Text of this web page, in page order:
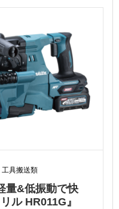
工具搬送類
量&低振動で快
ル HR011G』